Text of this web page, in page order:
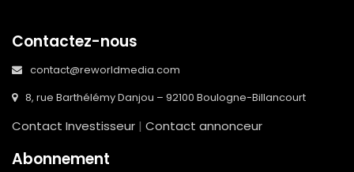
Contactez-nous
contact@reworldmedia.com
8, rue Barthélémy Danjou – 92100 Boulogne-Billancourt
Contact Investisseur | Contact annonceur
Abonnement